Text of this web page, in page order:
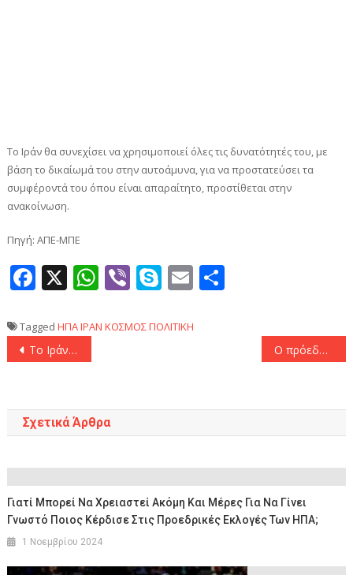
Το Ιράν θα συνεχίσει να χρησιμοποιεί όλες τις δυνατότητές του, με
βάση το δικαίωμά του στην αυτοάμυνα, για να προστατεύσει τα
συμφέροντά του όπου είναι απαραίτητο, προστίθεται στην
ανακοίνωση.
Πηγή: ΑΠΕ-ΜΠΕ
Facebook
X WhatsApp
ViberSkype
Email
Tagged ΗΠΑΙΡΑΝ ΚΟΣΜΟΣΠΟΛΙΤΙΚΗ
Πλοήγηση
Το Ιράν διακόπτει τις διαπραγματεύσεις με τις ΗΠΑ Ο πρόεδρος Τραμπ δεν έχει ενημερωθεί για αναστολή των συνομιλιών με την Τεχεράνη
Σχετικά Άρθρα
Γιατί Μπορεί Να Χρειαστεί Ακόμη Και Μέρες Για Να Γίνει
Γνωστό Ποιος Κέρδισε Στις Προεδρικές Εκλογές Των ΗΠΑ;
1 Νοεμβρίου 2024